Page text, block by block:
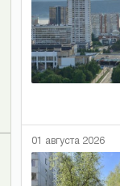
01 августа 2026